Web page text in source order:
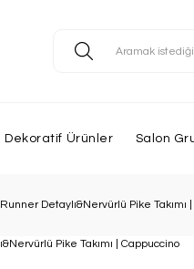
Dekoratif Ürünler Salon
Runner Detaylı&Nervürlü Pike Takımı